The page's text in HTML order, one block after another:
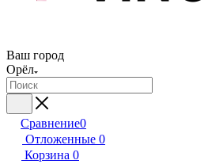
Ваш город
Орёл
Сравнение0
Отложенные 0
Корзина 0